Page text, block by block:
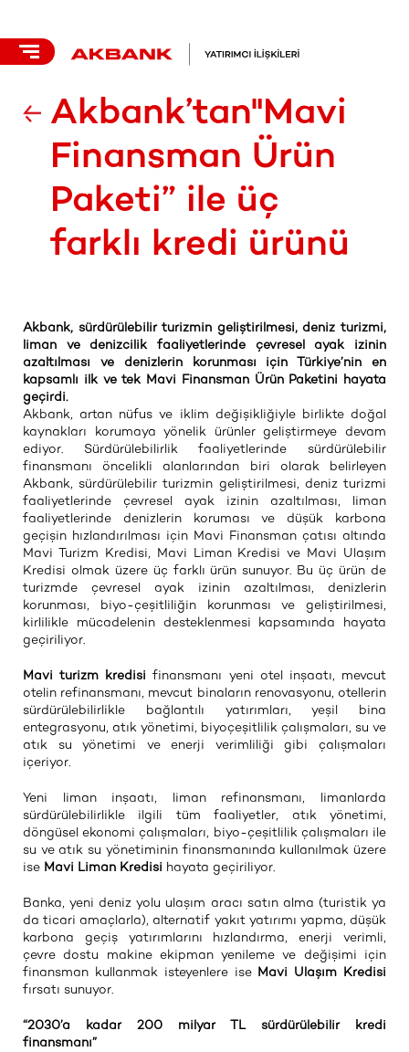
Akbank’tan"Mavi
Finansman Ürün
Paketi” ile üç
farklı kredi ürünü
Akbank, sürdürülebilir turizmin geliştirilmesi, deniz turizmi,
liman ve denizcilik faaliyetlerinde çevresel ayak izinin
azaltılması ve denizlerin korunması için Türkiye’nin en
kapsamlı ilk ve tek Mavi Finansman Ürün Paketini hayata
geçirdi.
Akbank, artan nüfus ve iklim değişikliğiyle birlikte doğal
kaynakları korumaya yönelik ürünler geliştirmeye devam
ediyor. Sürdürülebilirlik faaliyetlerinde sürdürülebilir
finansmanı öncelikli alanlarından biri olarak belirleyen
Akbank, sürdürülebilir turizmin geliştirilmesi, deniz turizmi
faaliyetlerinde çevresel ayak izinin azaltılması, liman
faaliyetlerinde denizlerin koruması ve düşük karbona
geçişin hızlandırılması için Mavi Finansman çatısı altında
Mavi Turizm Kredisi, Mavi Liman Kredisi ve Mavi Ulaşım
Kredisi olmak üzere üç farklı ürün sunuyor. Bu üç ürün de
turizmde çevresel ayak izinin azaltılması, denizlerin
korunması, biyo-çeşitliliğin korunması ve geliştirilmesi,
kirlilikle mücadelenin desteklenmesi kapsamında hayata
geçiriliyor.
Mavi turizm kredisi finansmanı yeni otel inşaatı, mevcut
otelin refinansmanı, mevcut binaların renovasyonu, otellerin
sürdürülebilirlikle bağlantılı yatırımları, yeşil bina
entegrasyonu, atık yönetimi, biyoçeşitlilik çalışmaları, su ve
atık su yönetimi ve enerji verimliliği gibi çalışmaları
içeriyor.
Yeni liman inşaatı, liman refinansmanı, limanlarda
sürdürülebilirlikle ilgili tüm faaliyetler, atık yönetimi,
döngüsel ekonomi çalışmaları, biyo-çeşitlilik çalışmaları ile
su ve atık su yönetiminin finansmanında kullanılmak üzere
ise Mavi Liman Kredisi hayata geçiriliyor.
Banka, yeni deniz yolu ulaşım aracı satın alma (turistik ya
da ticari amaçlarla), alternatif yakıt yatırımı yapma, düşük
karbona geçiş yatırımlarını hızlandırma, enerji verimli,
çevre dostu makine ekipman yenileme ve değişimi için
finansman kullanmak isteyenlere ise Mavi Ulaşım Kredisi
fırsatı sunuyor.
“2030’a kadar 200 milyar TL sürdürülebilir kredi
finansmanı”